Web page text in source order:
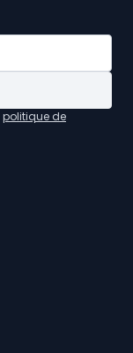
politique de